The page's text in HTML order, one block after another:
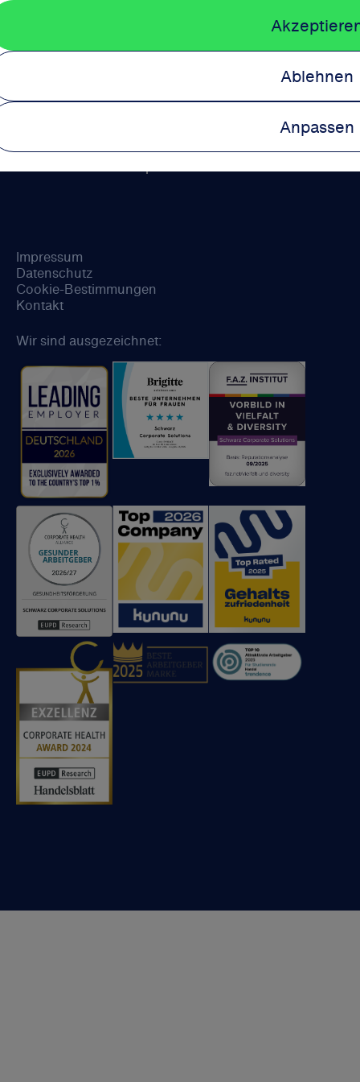
Anpassen
Ablehnen
Onboarding im Team startet. Wir freuen uns auf dich!
© 2026 Schwarz Corporate Solutions
Impressum
Datenschutz
Cookie-Bestimmungen
Kontakt
Wir sind ausgezeichnet: